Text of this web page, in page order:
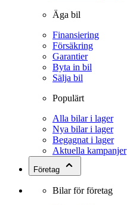
Äga bil
Finansiering
Försäkring
Garantier
Byta in bil
Sälja bil
Populärt
Alla bilar i lager
Nya bilar i lager
Begagnat i lager
Aktuella kampanjer
Företag
Bilar för företag